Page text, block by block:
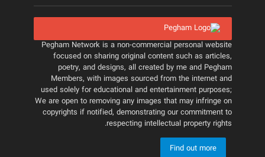
Pegham Network is a non-commercial personal website
focused on sharing original content such as articles,
poetry, and designs, all created by me and Pegham
Members, with images sourced from the internet and
used solely for educational and entertainment purposes;
We are open to removing any images that may infringe on
copyrights if notified, demonstrating our commitment to
respecting intellectual property rights.
Find out more